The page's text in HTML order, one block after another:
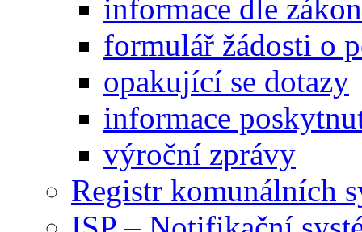
informace dle
formulář žádosti o
opakující se dotazy
informace
výroční zprávy
Registr komunálních